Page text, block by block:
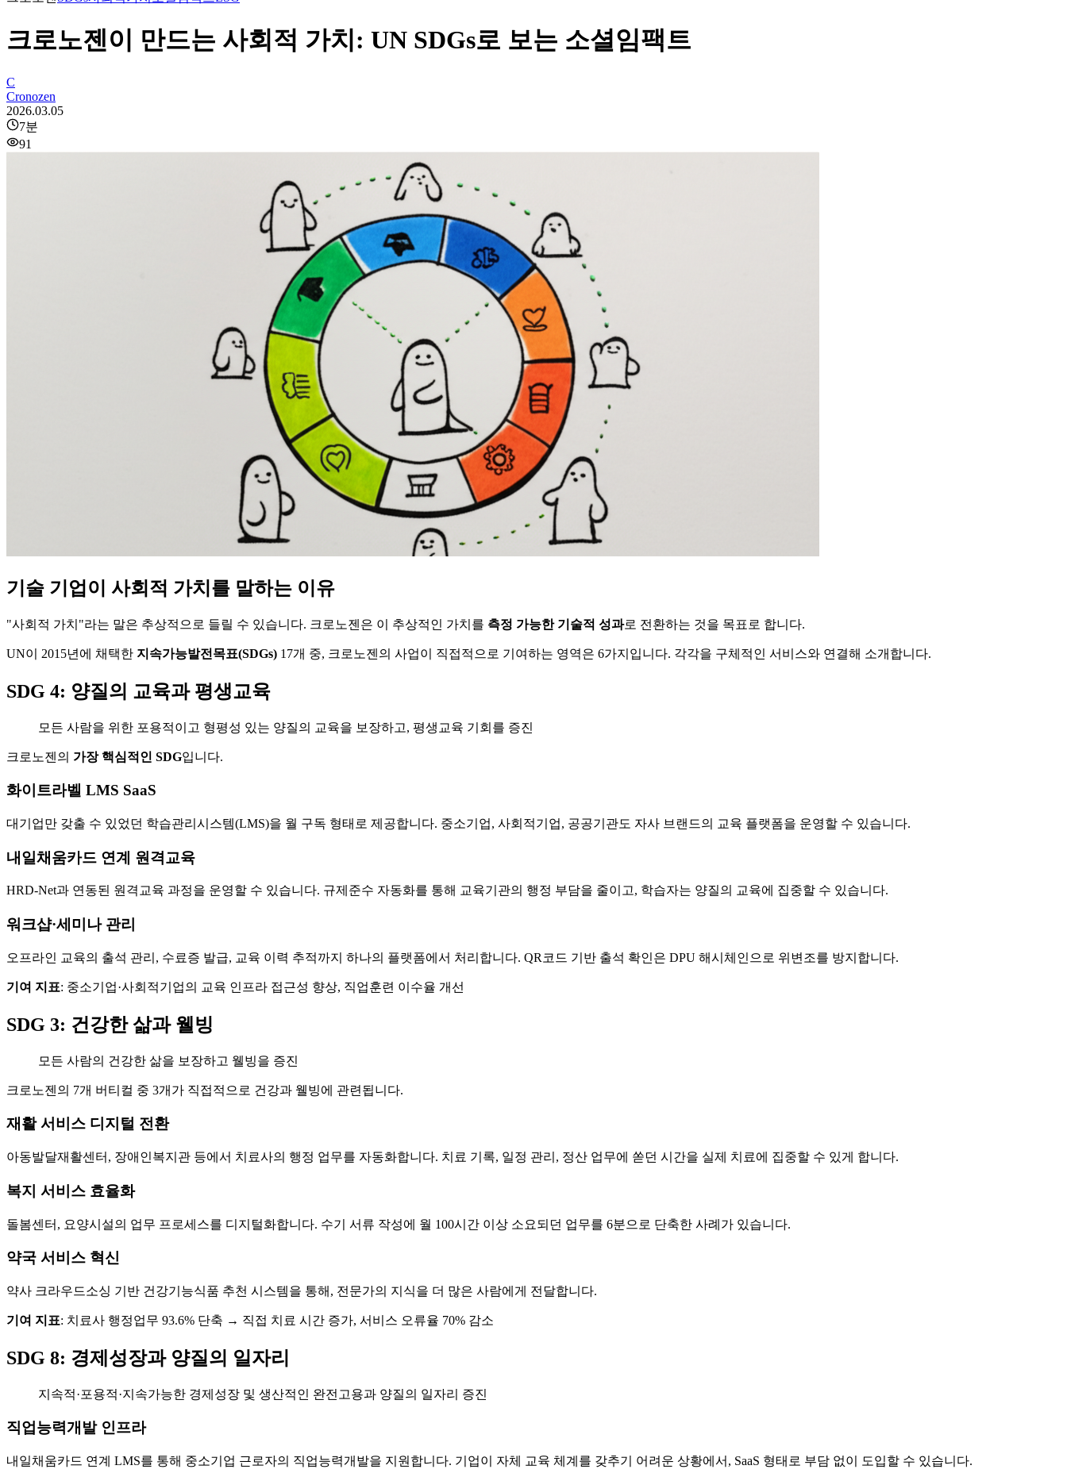
크로노젠이 만드는 사회적 가치: UN SDGs로 보는 소셜임팩트
C
Cronozen
2026.03.05
7분
91
기술 기업이 사회적 가치를 말하는 이유
"사회적 가치"라는 말은 추상적으로 들릴 수 있습니다. 크로노젠은 이 추상적인 가치를 측정 가능한 기술적 성과로 전환하는 것을 목표로 합니다.
UN이 2015년에 채택한 지속가능발전목표(SDGs) 17개 중, 크로노젠의 사업이 직접적으로 기여하는 영역은 6가지입니다. 각각을 구체적인 서비스와 연결해 소개합니다.
SDG 4: 양질의 교육과 평생교육
모든 사람을 위한 포용적이고 형평성 있는 양질의 교육을 보장하고, 평생교육 기회를 증진
크로노젠의 가장 핵심적인 SDG입니다.
화이트라벨 LMS SaaS
대기업만 갖출 수 있었던 학습관리시스템(LMS)을 월 구독 형태로 제공합니다. 중소기업, 사회적기업, 공공기관도 자사 브랜드의 교육 플랫폼을 운영할 수 있습니다.
내일채움카드 연계 원격교육
HRD-Net과 연동된 원격교육 과정을 운영할 수 있습니다. 규제준수 자동화를 통해 교육기관의 행정 부담을 줄이고, 학습자는 양질의 교육에 집중할 수 있습니다.
워크샵·세미나 관리
오프라인 교육의 출석 관리, 수료증 발급, 교육 이력 추적까지 하나의 플랫폼에서 처리합니다. QR코드 기반 출석 확인은 DPU 해시체인으로 위변조를 방지합니다.
기여 지표: 중소기업·사회적기업의 교육 인프라 접근성 향상, 직업훈련 이수율 개선
SDG 3: 건강한 삶과 웰빙
모든 사람의 건강한 삶을 보장하고 웰빙을 증진
크로노젠의 7개 버티컬 중 3개가 직접적으로 건강과 웰빙에 관련됩니다.
재활 서비스 디지털 전환
아동발달재활센터, 장애인복지관 등에서 치료사의 행정 업무를 자동화합니다. 치료 기록, 일정 관리, 정산 업무에 쏟던 시간을 실제 치료에 집중할 수 있게 합니다.
복지 서비스 효율화
돌봄센터, 요양시설의 업무 프로세스를 디지털화합니다. 수기 서류 작성에 월 100시간 이상 소요되던 업무를 6분으로 단축한 사례가 있습니다.
약국 서비스 혁신
약사 크라우드소싱 기반 건강기능식품 추천 시스템을 통해, 전문가의 지식을 더 많은 사람에게 전달합니다.
기여 지표: 치료사 행정업무 93.6% 단축 → 직접 치료 시간 증가, 서비스 오류율 70% 감소
SDG 8: 경제성장과 양질의 일자리
지속적·포용적·지속가능한 경제성장 및 생산적인 완전고용과 양질의 일자리 증진
직업능력개발 인프라
내일채움카드 연계 LMS를 통해 중소기업 근로자의 직업능력개발을 지원합니다. 기업이 자체 교육 체계를 갖추기 어려운 상황에서, SaaS 형태로 부담 없이 도입할 수 있습니다.